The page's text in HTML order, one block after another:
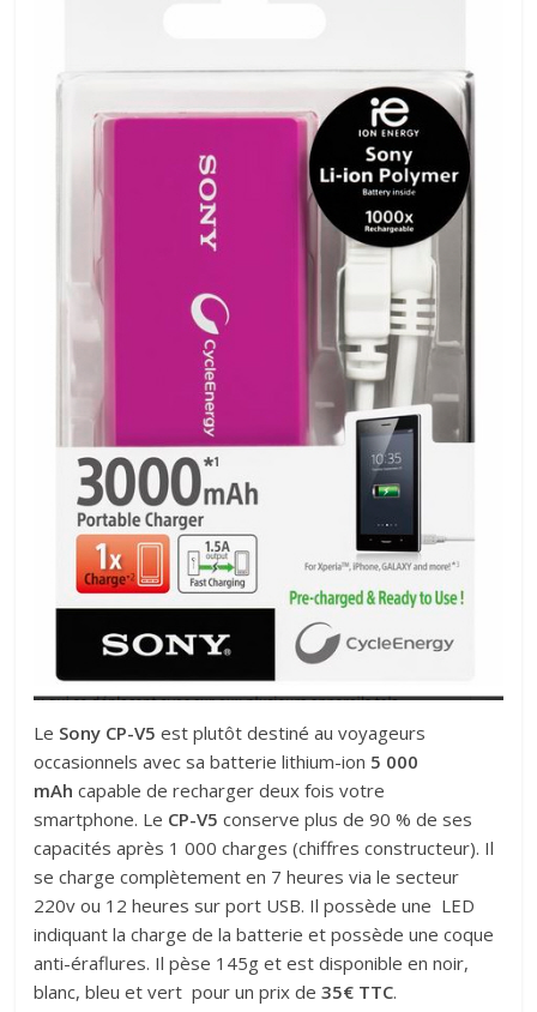
Le Sony CP-V5 est plutôt destiné au voyageurs
occasionnels avec sa batterie lithium-ion 5 000
mAh capable de recharger deux fois votre
smartphone. Le CP-V5 conserve plus de 90 % de ses
capacités après 1 000 charges (chiffres constructeur). Il
se charge complètement en 7 heures via le secteur
220v ou 12 heures sur port USB. Il possède une LED
indiquant la charge de la batterie et possède une coque
anti-éraflures. Il pèse 145g et est disponible en noir,
blanc, bleu et vert pour un prix de35€ TTC.